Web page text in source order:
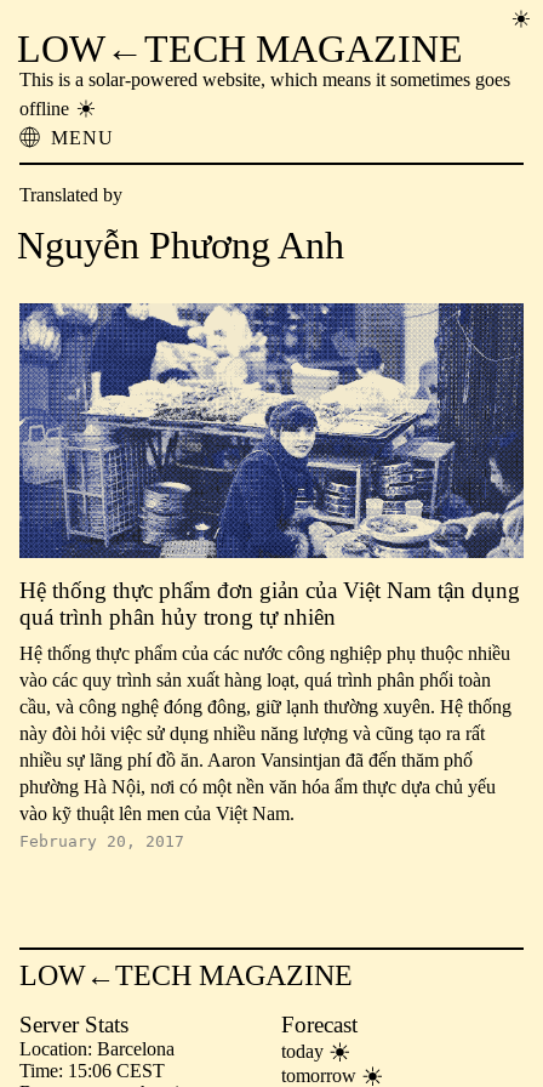
LOW←TECH MAGAZINE
This is a solar-powered website, which means it sometimes goes
offline
MENU
About
Low-tech Solutions
High-tech Problems
Obsolete Technology
Archive
Donate
NTM
Translated by
Nguyễn Phương Anh
Hệ thống thực phẩm đơn giản của Việt Nam tận dụng
quá trình phân hủy trong tự nhiên
Hệ thống thực phẩm của các nước công nghiệp phụ thuộc nhiều
vào các quy trình sản xuất hàng loạt, quá trình phân phối toàn
cầu, và công nghệ đóng đông, giữ lạnh thường xuyên. Hệ thống
này đòi hỏi việc sử dụng nhiều năng lượng và cũng tạo ra rất
nhiều sự lãng phí đồ ăn. Aaron Vansintjan đã đến thăm phố
phường Hà Nội, nơi có một nền văn hóa ẩm thực dựa chủ yếu
vào kỹ thuật lên men của Việt Nam.
February 20, 2017
LOW←TECH MAGAZINE
Server Stats
Location Barcelona
Time 15:06 CEST
Forecast
today
tomorrow